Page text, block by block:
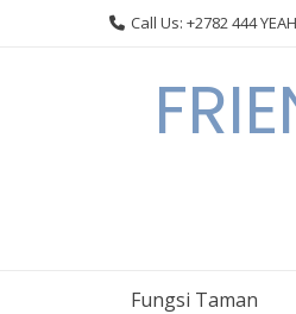
Call Us: +2782 444 YEAH
Fungsi Taman